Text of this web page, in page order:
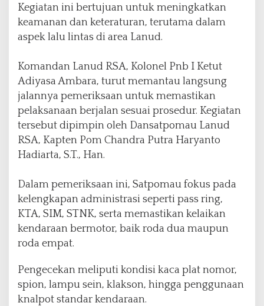
a
t
i
p
l
L
a
i
n
t
a
n
P
Kegiatan ini bertujuan untuk meningkatkan
keamanan dan keteraturan, terutama dalam
aspek lalu lintas di area Lanud.
Komandan Lanud RSA, Kolonel Pnb I Ketut
Adiyasa Ambara, turut memantau langsung
jalannya pemeriksaan untuk memastikan
pelaksanaan berjalan sesuai prosedur. Kegiatan
tersebut dipimpin oleh Dansatpomau Lanud
RSA, Kapten Pom Chandra Putra Haryanto
Hadiarta, S.T., Han.
Dalam pemeriksaan ini, Satpomau fokus pada
kelengkapan administrasi seperti pass ring,
KTA, SIM, STNK, serta memastikan kelaikan
kendaraan bermotor, baik roda dua maupun
roda empat.
Pengecekan meliputi kondisi kaca plat nomor,
spion, lampu sein, klakson, hingga penggunaan
knalpot standar kendaraan.